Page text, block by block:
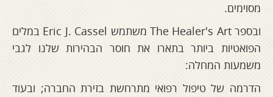
מסוימים.
ובספר The Healer's Art משתמש Eric J. Cassel במלים
הפואטיות ביותר בתארו את חוסר הבהירות שלנו לגבי
משמעות המחלה:
הדרמה של טיפול רפואי מתרחשת בזירת החברה; ובעוד